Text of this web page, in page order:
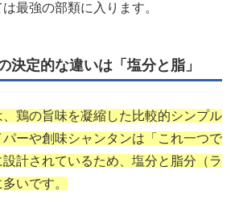
最強の部類に入ります。
決定的な違いは「塩分と脂」
鶏の旨味を凝縮した比較的シンプル
ーや創味シャンタンは「これ一つで
計されているため、塩分と脂分（ラ
いです。